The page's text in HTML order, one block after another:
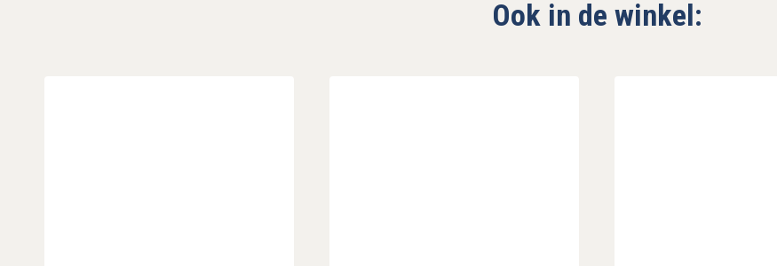
Ook in de winkel: